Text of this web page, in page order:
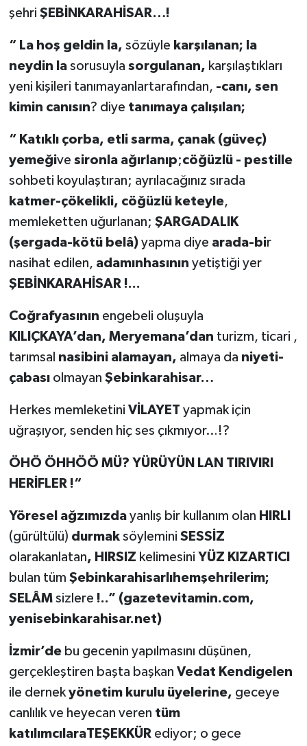
şehri ŞEBİNKARAHİSAR…!
“ La hoş geldin la, sözüyle karşılanan; la
neydin la sorusuyla sorgulanan, karşılaştıkları
yeni kişileri tanımayanlartarafından, -canı, sen
kimin canısın? diye tanımaya çalışılan;
“ Katıklı çorba, etli sarma, çanak (güveç)
yemeğive sironla ağırlanıp;cöğüzlü - pestille
sohbeti koyulaştıran; ayrılacağınız sırada
katmer-çökelikli, cöğüzlü keteyle,
memleketten uğurlanan; ŞARGADALIK
(şergada-kötü belâ)yapma diye arada-bir
nasihat edilen, adamınhasının yetiştiği yer
ŞEBİNKARAHİSAR !...
Coğrafyasının engebeli oluşuyla
KILIÇKAYA’dan, Meryemana’dan turizm, ticari ,
tarımsal nasibini alamayan, almaya da niyeti-
çabasıolmayan Şebinkarahisar…
Herkes memleketini VİLAYET yapmak için
uğraşıyor, senden hiç ses çıkmıyor…!?
ÖHÖ ÖHHÖÖ MÜ? YÜRÜYÜN LAN TIRIVIRI
HERİFLER !“
Yöresel ağzımızda yanlış bir kullanım olan HIRLI
(gürültülü) durmak söylemini SESSİZ
olarakanlatan, HIRSIZ kelimesini YÜZ KIZARTICI
bulan tüm Şebinkarahisarlıhemşehrilerim;
SELÂM sizlere !..” (gazetevitamin.com,
yenisebinkarahisar.net)
İzmir’de bu gecenin yapılmasını düşünen,
gerçekleştiren başta başkan Vedat Kendigelen
ile dernek yönetim kurulu üyelerine, geceye
canlılık ve heyecan veren tüm
katılımcılaraTEŞEKKÜR ediyor; o gece